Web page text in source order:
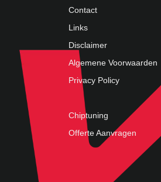
Contact
Links
Disclaimer
Algemene Voorwaarden
Privacy Policy
Chiptuning
Offerte Aanvragen